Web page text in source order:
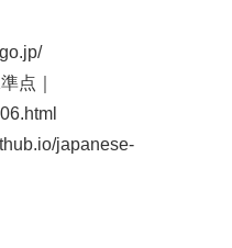
点｜
japanese-